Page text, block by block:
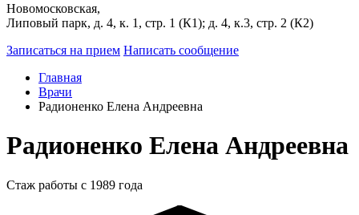
Новомосковская,
Липовый парк, д. 4, к. 1, стр. 1 (К1); д. 4, к.3, стр. 2 (К2)
Записаться на прием Написать сообщение
Главная
Врачи
Радионенко Елена Андреевна
Радионенко Елена Андреевна
Стаж работы с 1989 года